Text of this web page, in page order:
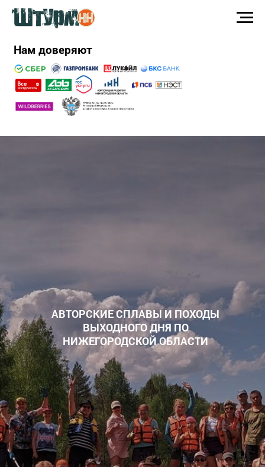
Нам доверяют
АВТОРСКИЕ СПЛАВЫ И ПОХОДЫ
ВЫХОДНОГО ДНЯ ПО
НИЖЕГОРОДСКОЙ ОБЛАСТИ